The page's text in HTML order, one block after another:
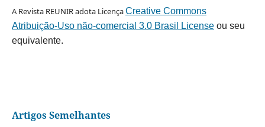
A Revista REUNIR adota LicençaCreative Commons
Atribuição-Uso não-comercial 3.0 Brasil Licenseou seu
equivalente.
Artigos Semelhantes